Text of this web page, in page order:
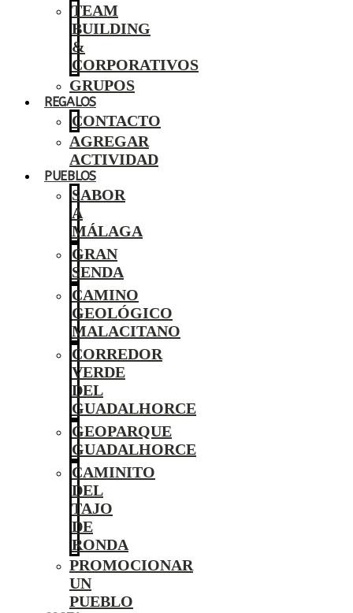
TEAM
BUILDING
&
CORPORATIVOS
GRUPOS
REGALOS
CONTACTO
AGREGAR
ACTIVIDAD
PUEBLOS
SABOR
A
MÁLAGA
GRAN
SENDA
CAMINO
GEOLÓGICO
MALACITANO
CORREDOR
VERDE
DEL
GUADALHORCE
GEOPARQUE
GUADALHORCE
CAMINITO
DEL
TAJO
DE
RONDA
PROMOCIONAR
UN
PUEBLO